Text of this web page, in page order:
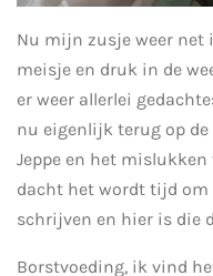
Nu mijn zusje weer net
meisje en druk in de
er weer allerlei
nu eigenlijk terug op
Jeppe en het
dacht het wordt tijd om
schrijven en hier is die
Borstvoeding, ik vind